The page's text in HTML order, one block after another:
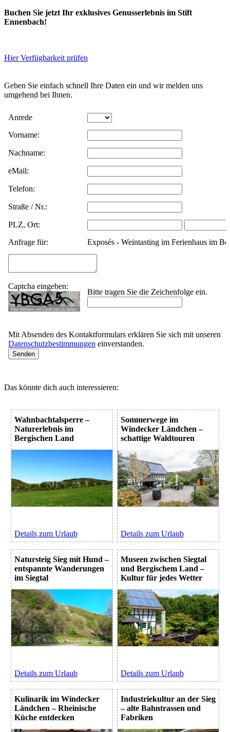
Buchen Sie jetzt Ihr exklusives Genusserlebnis im Stift
Ennenbach!
Hier Verfügbarkeit prüfen
Geben Sie einfach schnell Ihre Daten ein und wir melden uns
umgehend bei Ihnen.
Anrede
Vorname:
Nachname:
eMail:
Telefon:
Straße / Nr.:
PLZ, Ort:
Anfrage für:
Exposés - Weintasting im Ferienhaus im
Captcha eingeben:
Bitte tragen Sie die Zeichenfolge ein.
Mit Absenden des Kontaktformulars erklären Sie sich mit unseren
Datenschutzbestimmungen einverstanden.
Daten werden
gesendet. Bitte
warten.
Das könnte dich auch interessieren:
Wahnbachtalsperre –
Naturerlebnis im
Bergischen Land
Details zum Urlaub
Sommerwege im
Windecker Ländchen –
schattige Waldtouren
Details zum Urlaub
Natursteig Sieg mit Hund –
entspannte Wanderungen
im Siegtal
Details zum Urlaub
Museen zwischen Siegtal
und Bergischem Land –
Kultur für jedes Wetter
Details zum Urlaub
Kulinarik im Windecker
Ländchen – Rheinische
Küche entdecken
Industriekultur an der Sieg
– alte Bahntrassen und
Fabriken